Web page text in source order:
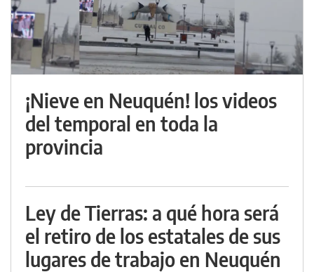
¡Nieve en Neuquén! los videos
del temporal en toda la
provincia
Ley de Tierras: a qué hora será
el retiro de los estatales de sus
lugares de trabajo en Neuquén